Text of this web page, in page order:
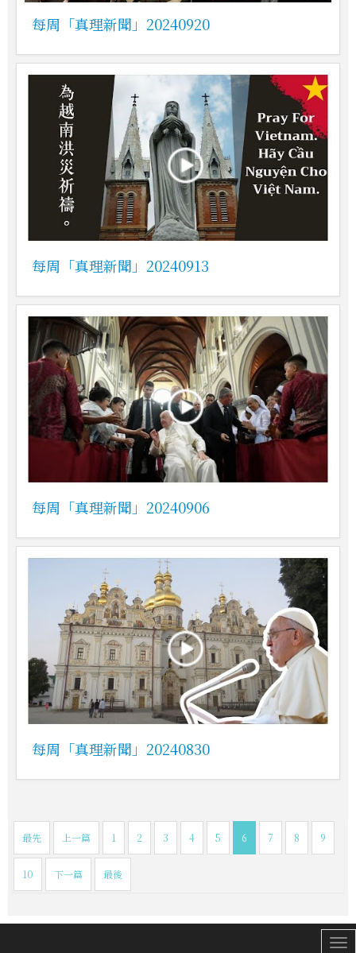
每周「真理新聞」20240920
每周「真理新聞」20240913
每周「真理新聞」20240906
每周「真理新聞」20240830
最先 上一篇 1 2 3 4 5 6 7 8 9
10 下一篇 最後